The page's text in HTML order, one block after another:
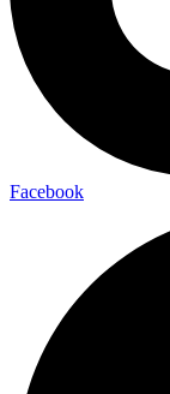
Facebook